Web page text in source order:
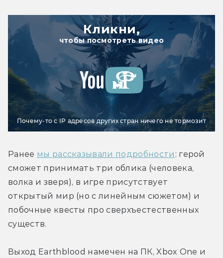
Кликни,
чтобы посмотреть видео
Почему-то с IP адресов других стран ничего не тормозит
Ранее мы рассказывали подробности : герой
сможет принимать три облика (человека,
волка и зверя), в игре присутствует
открытый мир (но с линейным сюжетом) и
побочные квесты про сверхъестественных
существ.
Выход Earthblood намечен на ПК, Xbox One и